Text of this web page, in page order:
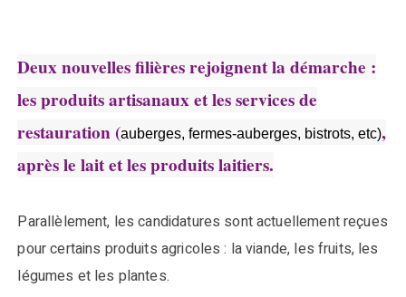
Deux nouvelles filières rejoignent la démarche :
les produits artisanaux et les services de
restauration (auberges, fermes-auberges, bistrots, etc),
après le lait et les produits laitiers.
Parallèlement, les candidatures sont actuellement reçues
pour certains produits agricoles : la viande, les fruits, les
légumes et les plantes.